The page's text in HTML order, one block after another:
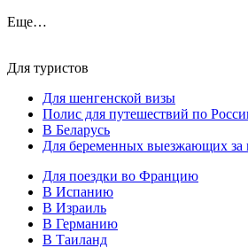
Еще…
Для туристов
Для шенгенской визы
Полис для путешествий по
В Беларусь
Для беременных выезжающих за
Для поездки во Францию
В Испанию
В Израиль
В Германию
В Таиланд